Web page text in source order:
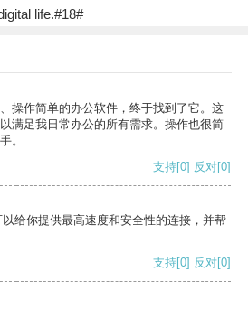
life.#18#
操作简单的办公软件，终于找到了它。这
满足我日常办公的所有需求。操作也很简
。
支持[0] 反对[0]
给你提供最高速度和安全性的连接，并帮
支持[0] 反对[0]